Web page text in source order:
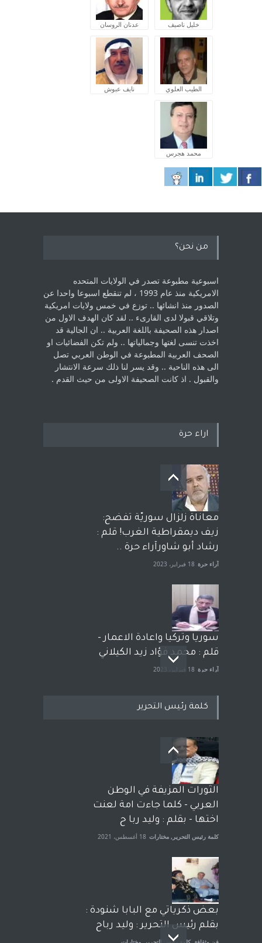
خليل ناصيف عدنان الروسان
الطيب العلوي نايف عبوش
محمد هجرس
من نحن؟
اسبوعية مطبوعة تصدر في الولايات المتحده
الامريكية منذ عام 1993 ، لم ‏تنقطع اسبوعا واحدا عن
الصدور منذ انشائها .. توزع في خمس ولايات امريكية
‏وتلاقي قبولا لدى القارىء ..‏ لقد كان الهدف الاول من
اصدار هذه الصحيفة باللغة العربية .. ان الجالية قد
اخذت ‏تنسى لغتها وجمالياتها .. ولم تكن الفضائيات او
الصحف العربية المطبوعة في الوطن ‏العربي تصل
الى هذه الناحية .. وقد يسر لنا ذلك سرعة الانتشار
والقبول . اذ كانت ‏الصحيفة الاولى من حيث القدم . ‏
اراء حرة
معاناة زلزال سوريّة تفضح:
زيف ديمقراطية الغرب! قلم :
رشاد أبو شاورآراء حرة ..
آراء حرة 18 فبراير، 2023
سوريا وتركيا واعادة الاعمار -
قلم : محمد فؤاد زيد الكيلاني
آراء حرة 18 فبراير، 2023
بعد معارك قضائية طاحنة كتب
وترافع فيها بنفسه مرة اخرى..
الشيخ طارق يوسف يقهر
الحكومة الأمريكية ، فأعطوه
الجنسية عن يد وهم صاغرون،
آراء حرة مختارات 7 أبريل، 2023
كلمة رئيس التحرير
الثورات المزيفة في الوطن
العربي - كلما جاءت امة لعنت
اختها - بقلم : وليد ربا ح
كلمة رئيس التحرير , مختارات 18 أغسطس، 2021
بعض ذكرياتي مع البابا شنودة :
بقلم رئيس التحرير : وليد رباح